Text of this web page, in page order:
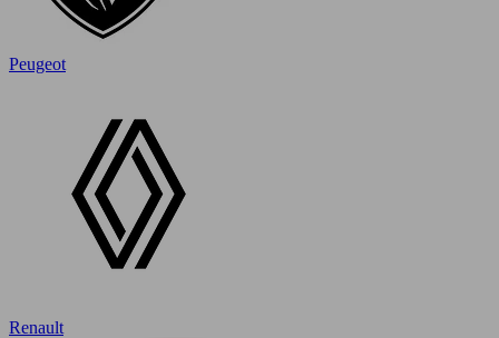
Peugeot
Renault